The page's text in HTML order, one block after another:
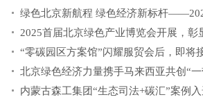
绿色北京新航程 绿色经济新标杆
2025首届北京绿色产业博览会开展，彰
“零碳园区方案馆”闪耀服贸会后，即将
北京绿色经济力量携手马来西亚共创“一
内蒙古森工集团“生态司法+碳汇”案例